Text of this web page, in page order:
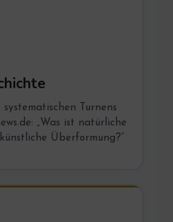
Turnens
„Was ist natürliche
Überformung?“